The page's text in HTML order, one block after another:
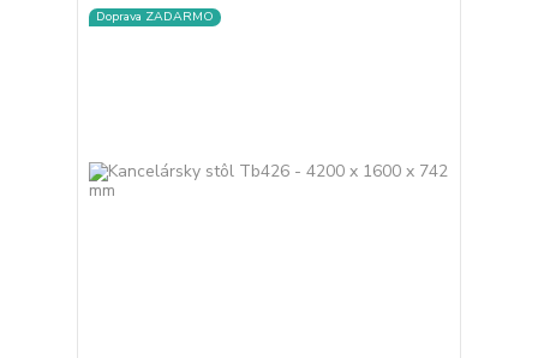
Doprava ZADARMO